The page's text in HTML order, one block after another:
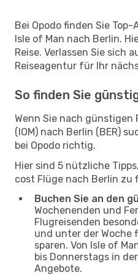
Bei Opodo finden Sie
Isle of Man nach Berlin.
Reise. Verlassen Sie sich
Reiseagentur für Ihr
So finden Sie
Wenn Sie nach günstigen
(IOM) nach Berlin (BER)
bei Opodo richtig.
Hier sind 5 nützliche
cost Flüge nach Berlin zu
Buchen Sie an den
Wochenenden und
Flugreisenden
und unter der
sparen. Von Isle of
bis Donnerstags in
Angebote.